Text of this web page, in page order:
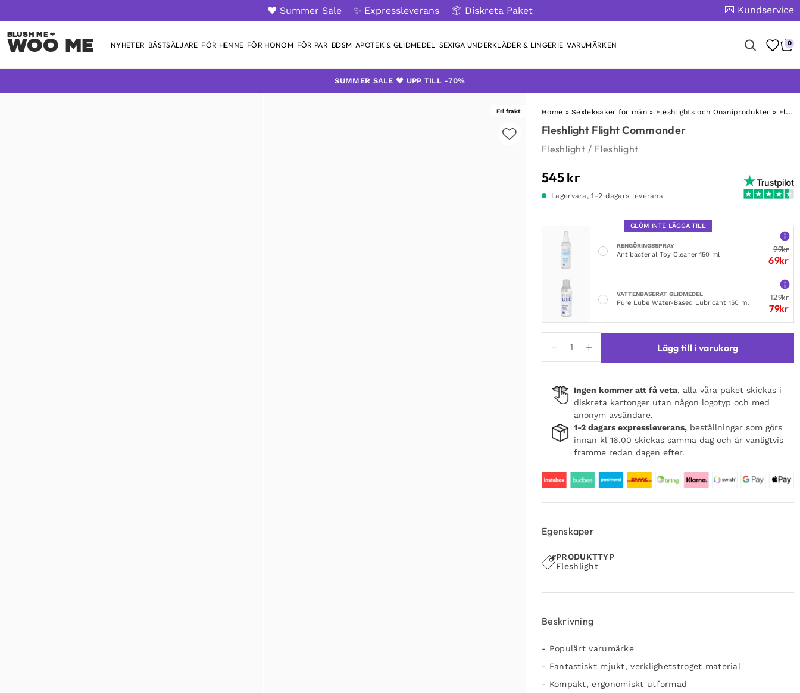
❤️ Summer Sale ✨ Expressleverans 📦 Diskreta Paket 💌 Kundservice
Woo Me NYHETER BÄSTSÄLJARE FÖR HENNE FÖR HONOM FÖR PAR BDSM APOTEK & GLIDMEDEL SEXIGA UNDERKLÄDER & LINGERIE VARUMÄRKEN 0
SUMMER SALE ❤️ UPP TILL -70%
Fri frakt Home »Sexleksaker för män» Fleshlights och Onaniprodukter » Fleshlight
Fleshlight Flight Commander
Fleshlight / Fleshlight
545kr
Lagervara, 1-2 dagars leverans
GLÖM INTE LÄGGA TILL
RENGÖRINGSSPRAY
Antibacterial Toy Cleaner 150 ml
99kr
69kr
VATTENBASERAT GLIDMEDEL
Pure Lube Water-Based Lubricant 150 ml
129kr
79kr
Flight
Lägg till i varukorg
Ingen kommer att få veta, alla våra paket skickas i
diskreta kartonger utan någon logotyp och med
anonym avsändare.
1-2 dagars expressleverans, beställningar som görs
innan kl 16.00 skickas samma dag och är vanligtvis
framme redan dagen efter.
Egenskaper
PRODUKTTYP
Fleshlight
Beskrivning
- Populärt varumärke
- Fantastiskt mjukt, verklighetstroget material
- Kompakt, ergonomiskt utformad